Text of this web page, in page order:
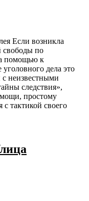
Если возникла
свободы по
помощью к
дела это
с неизвестными
следствия»,
простому
с тактикой своего